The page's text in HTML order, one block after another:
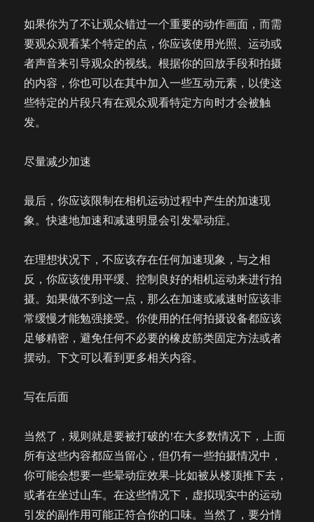
如果你为了不让观众错过一个重要的动作画面，而需
要观众观看某个特定的点，你应该使用光照、运动或
者声音来引导观众的视线。根据你的回放手段和拍摄
的内容，你也可以在其中加入一些互动元素，以使这
些特定的片段只有在观众观看特定方向时才会被触
发。
尽量减少加速
最后，你应该限制在相机运动过程中产生的加速现
象。快速地加速和减速明显会引发晕动症。
在理想状况下，不应该存在任何加速现象，与之相
反，你应该使用平缓、控制良好的相机运动来进行拍
摄。如果做不到这一点，那么在加速或减速时应该非
常缓慢才能勉强接受。你使用的任何拍摄设备都应该
足够精密，避免任何不必要的橡皮筋类固定方法或者
摆动。下文可以看到更多相关内容。
写在后面
当然了，规则就是要被打破的!在大多数情况下，上面
所有这些内容都应当留心，但仍有一些拍摄情况中，
你可能会想要一些晕动症效果–比如被从楼顶推下去，
或者在坐过山车。在这些情况下，虚拟现实中的运动
引发的副作用可能正符合你的口味。当然了，要分情